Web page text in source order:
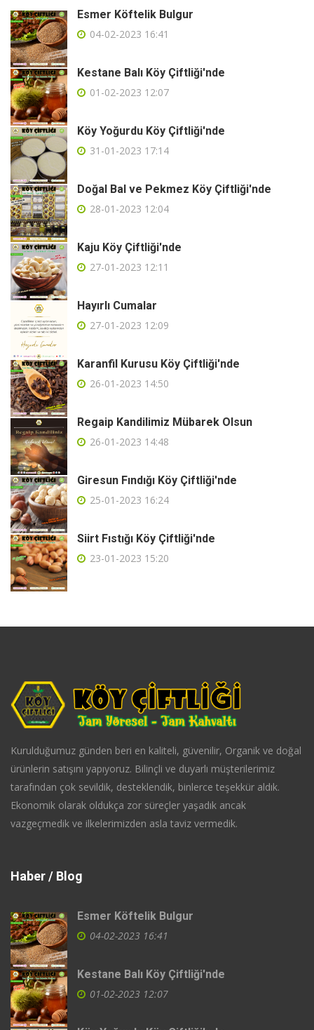
Esmer Köftelik Bulgur
04-02-2023 16:41
Kestane Balı Köy Çiftliği'nde
01-02-2023 12:07
Köy Yoğurdu Köy Çiftliği'nde
31-01-2023 17:14
Doğal Bal ve Pekmez Köy Çiftliği'nde
28-01-2023 12:04
Kaju Köy Çiftliği'nde
27-01-2023 12:11
Hayırlı Cumalar
27-01-2023 12:09
Karanfil Kurusu Köy Çiftliği'nde
26-01-2023 14:50
Regaip Kandilimiz Mübarek Olsun
26-01-2023 14:48
Giresun Fındığı Köy Çiftliği'nde
25-01-2023 16:24
Siirt Fıstığı Köy Çiftliği'nde
23-01-2023 15:20
Kurulduğumuz günden beri en kaliteli, güvenilir, Organik ve doğal
ürünlerin satışını yapıyoruz. Bilinçli ve duyarlı müşterilerimiz
tarafından çok sevildik, desteklendik, binlerce teşekkür aldık.
Ekonomik olarak oldukça zor süreçler yaşadık ancak
vazgeçmedik ve ilkelerimizden asla taviz vermedik.
Haber / Blog
Esmer Köftelik Bulgur
04-02-2023 16:41
Kestane Balı Köy Çiftliği'nde
01-02-2023 12:07